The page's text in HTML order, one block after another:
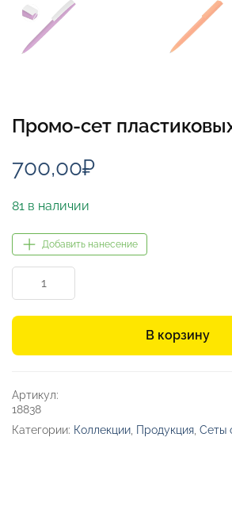
Промо-сет
700,00₽
81 в наличии
Добавить нанесение
Количество
товара
Промо-
сет
ручек
В корзину
Артикул:
18838
Категории: Коллекции Продукция Сеты